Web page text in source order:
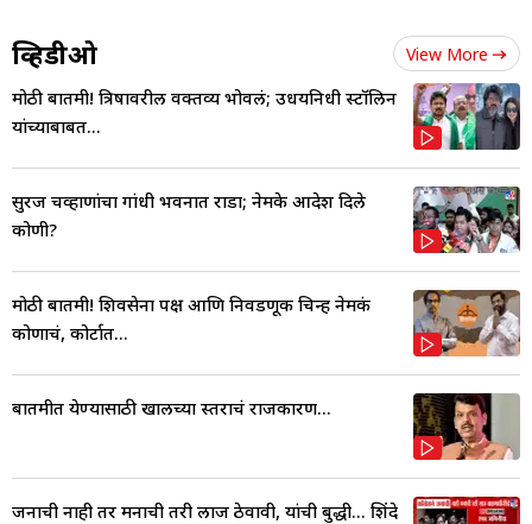
व्हिडीओ View More
मोठी बातमी! त्रिषावरील वक्तव्य भोवलं; उधयनिधी स्टॉलिन
यांच्याबाबत...
सुरज चव्हाणांचा गांधी भवनात राडा; नेमके आदेश दिले
कोणी?
मोठी बातमी! शिवसेना पक्ष आणि निवडणूक चिन्ह नेमकं
कोणाचं, कोर्टात...
बातमीत येण्यासाठी खालच्या स्तराचं राजकारण...
जनाची नाही तर मनाची तरी लाज ठेवावी, यांची बुद्धी... शिंदे